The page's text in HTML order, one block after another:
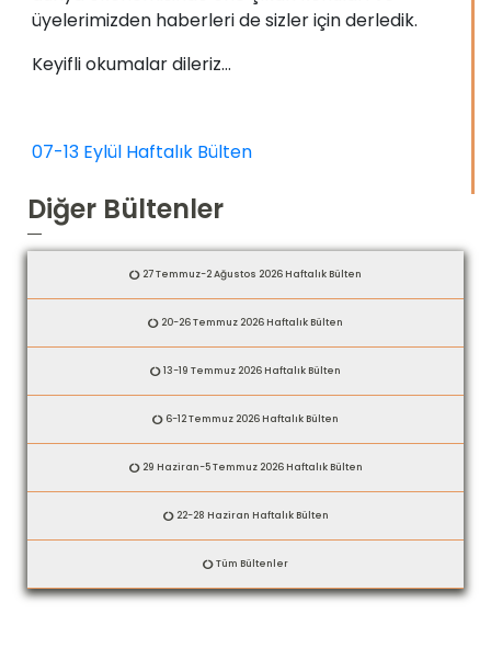
üyelerimizden haberleri de sizler için derledik.
Keyifli okumalar dileriz…
07-13 Eylül Haftalık Bülten
Diğer Bültenler
27 Temmuz-2 Ağustos 2026 Haftalık Bülten
20-26 Temmuz 2026 Haftalık Bülten
13-19 Temmuz 2026 Haftalık Bülten
6-12 Temmuz 2026 Haftalık Bülten
29 Haziran-5 Temmuz 2026 Haftalık Bülten
22-28 Haziran Haftalık Bülten
Tüm Bültenler